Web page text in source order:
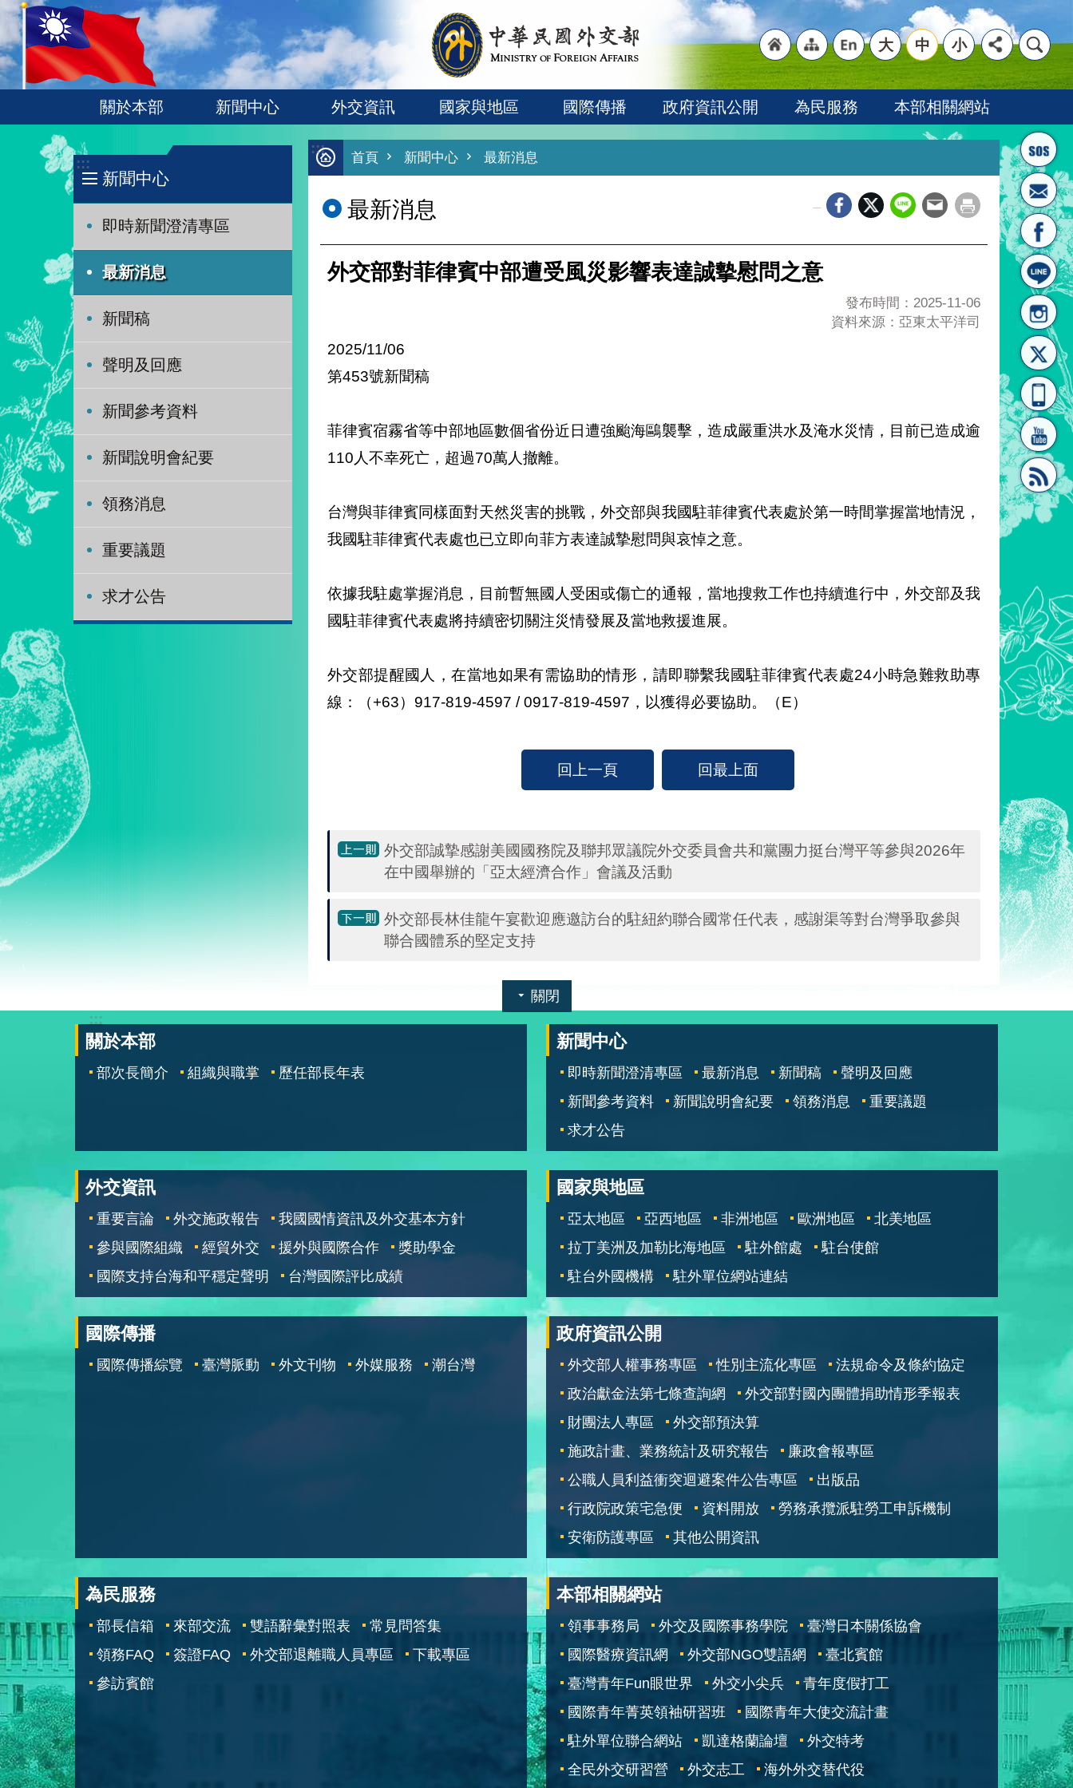
跳到主要內容區塊
:::
首頁
結]"
"網
站導
[連
"英
文語
大 中 小
關於本部 新聞中心 外交資訊 國家與地區 國際傳播 政府資訊公開 為民服務 本部相關網站
:::
新聞中心
即時新聞澄清專區
最新消息
新聞稿
聲明及回應
新聞參考資料
新聞說明會紀要
領務消息
重要議題
求才公告
:::
首頁 新聞中心 最新消息
最新消息
外交部對菲律賓中部遭受風災影響表達誠摰慰問之意
發布時間：2025-11-06
資料來源：亞東太平洋司
2025/11/06
第453號新聞稿
菲律賓宿霧省等中部地區數個省份近日遭強颱海鷗襲擊，造成嚴重洪水及淹水災情，目前已造成逾
110人不幸死亡，超過70萬人撤離。
台灣與菲律賓同樣面對天然災害的挑戰，外交部與我國駐菲律賓代表處於第一時間掌握當地情況，
我國駐菲律賓代表處也已立即向菲方表達誠摯慰問與哀悼之意。
依據我駐處掌握消息，目前暫無國人受困或傷亡的通報，當地搜救工作也持續進行中，外交部及我
國駐菲律賓代表處將持續密切關注災情發展及當地救援進展。
外交部提醒國人，在當地如果有需協助的情形，請即聯繫我國駐菲律賓代表處24小時急難救助專
線：（+63）917-819-4597 / 0917-819-4597，以獲得必要協助。（E）
回上一頁 回最上面
外交部誠摯感謝美國國務院及聯邦眾議院外交委員會共和黨團力挺台灣平等參與2026年
在中國舉辦的「亞太經濟合作」會議及活動
外交部長林佳龍午宴歡迎應邀訪台的駐紐約聯合國常任代表，感謝渠等對台灣爭取參與
聯合國體系的堅定支持
關閉
:::
關於本部
部次長簡介 組織與職掌 歷任部長年表
新聞中心
即時新聞澄清專區 最新消息 新聞稿
聲明及回應
新聞參考資料
新聞說明會紀要 領務消息
重要議題
求才公告
外交資訊
重要言論 外交施政報告
我國國情資訊及外交基本方針
參與國際組織
經貿外交 援外與國際合作
獎助學金
國際支持台海和平穩定聲明
台灣國際評比成績
國家與地區
亞太地區 亞西地區 非洲地區 歐洲地區
北美地區
拉丁美洲及加勒比海地區
駐外館處
駐台使館
駐台外國機構
駐外單位網站連結
國際傳播
國際傳播綜覽 臺灣脈動 外文刊物 外媒服務 潮台灣
政府資訊公開
外交部人權事務專區 性別主流化專區
法規命令及條約協定
政治獻金法第七條查詢網
外交部對國內團體捐助情形季報表
財團法人專區
外交部預決算
施政計畫、業務統計及研究報告
廉政會報專區
公職人員利益衝突迴避案件公告專區
出版品
行政院政策宅急便
資料開放
勞務承攬派駐勞工申訴機制
安衛防護專區
其他公開資訊
為民服務
部長信箱 來部交流 雙語辭彙對照表
常見問答集
領務FAQ
簽證FAQ 外交部退離職人員專區
下載專區
參訪賓館
本部相關網站
領事事務局 外交及國際事務學院
臺灣日本關係協會
國際醫療資訊網
外交部NGO雙語網
臺北賓館
臺灣青年Fun眼世界
外交小尖兵
青年度假打工
國際青年菁英領袖研習班
國際青年大使交流計畫
駐外單位聯合網站
凱達格蘭論壇
外交特考
全民外交研習營
外交志工 海外外交替代役